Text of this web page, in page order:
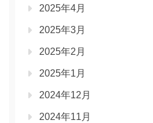
2025年4月
2025年3月
2025年2月
2025年1月
2024年12月
2024年11月